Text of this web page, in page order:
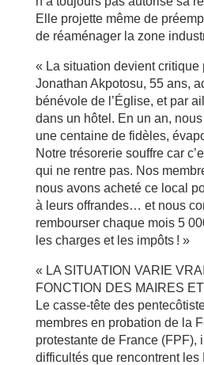
Elle projette même de
de réaménager la zone
« La situation devient critique
Jonathan Akpotosu, 55 ans,
bénévole de l’Église, et par
dans un hôtel. En un an,
une centaine de fidèles,
Notre trésorerie souffre car
qui ne rentre pas. Nos
nous avons acheté ce local
à leurs offrandes… et nous
rembourser chaque mois 5
les charges et les impôts ! »
« LA SITUATION VARIE
FONCTION DES MAIRES
Le casse-tête des
membres en probation de la
protestante de France (FPF),
difficultés que rencontrent les